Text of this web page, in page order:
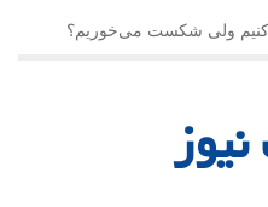
ولی شکست می‌خوریم؟